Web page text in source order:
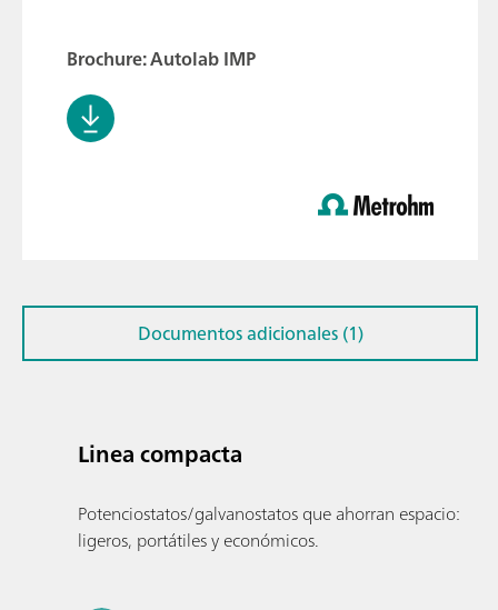
Brochure: Autolab IMP
Linea compacta
Potenciostatos/galvanostatos que ahorran espacio:
ligeros, portátiles y económicos.
Documentos adicionales (1)